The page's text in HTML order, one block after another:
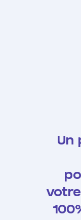
Un
votre